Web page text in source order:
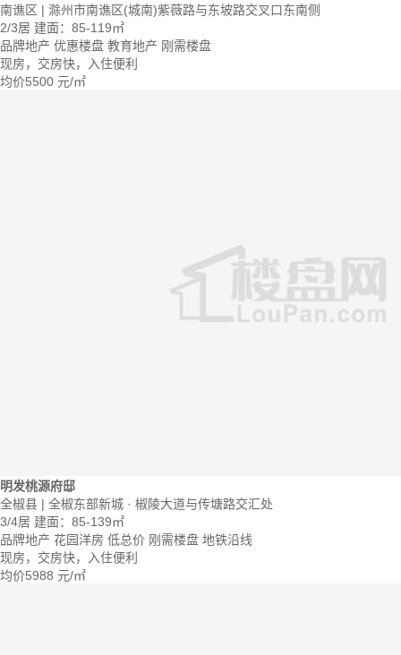
南谯区 | 滁州市南谯区(城南)紫薇路与东坡路交叉口东南侧
2/3居 建面：85-119㎡
品牌地产 优惠楼盘 教育地产 刚需楼盘
现房，交房快，入住便利
均价5500 元/㎡
明发桃源府邸
全椒县 | 全椒东部新城 · 椒陵大道与传塘路交汇处
3/4居 建面：85-139㎡
品牌地产 花园洋房 低总价 刚需楼盘 地铁沿线
现房，交房快，入住便利
均价5988 元/㎡